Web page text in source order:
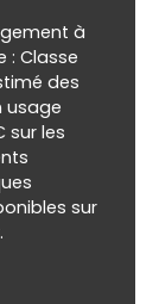
à
: Classe
des
usage
sur les
sur